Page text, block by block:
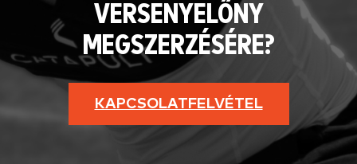
VERSENYELŐNY
MEGSZERZÉSÉRE?
KAPCSOLATFELVÉTEL